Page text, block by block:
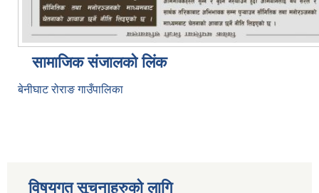
सामाजिक संजालको लिंक
बेनीघाट रोराङ गाउँपालिका
विषयगत सूचनाहरुको लागि